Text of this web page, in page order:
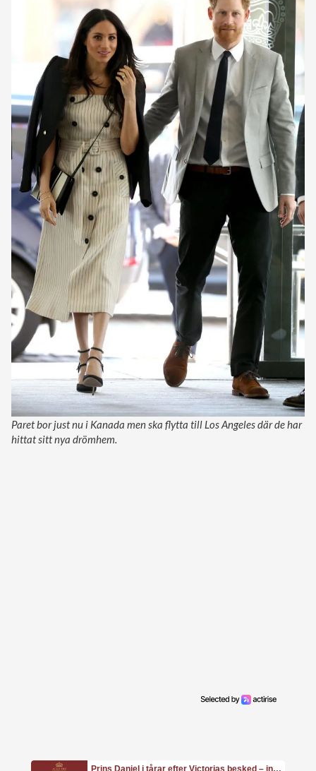
Paret bor just nu i Kanada men ska flytta till Los Angeles där de har
hittat sitt nya drömhem.